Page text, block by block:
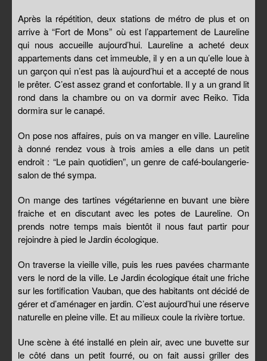
Après la répétition, deux stations de métro de plus et on
arrive à “Fort de Mons” où est l’appartement de Laureline
qui nous accueille aujourd’hui. Laureline a acheté deux
appartements dans cet immeuble, il y en a un qu’elle loue à
un garçon qui n’est pas là aujourd’hui et a accepté de nous
le prêter. C’est assez grand et confortable. Il y a un grand lit
rond dans la chambre ou on va dormir avec Reiko. Tida
dormira sur le canapé.
On pose nos affaires, puis on va manger en ville. Laureline
à donné rendez vous à trois amies a elle dans un petit
endroit : “Le pain quotidien”, un genre de café-boulangerie-
salon de thé sympa.
On mange des tartines végétarienne en buvant une bière
fraiche et en discutant avec les potes de Laureline. On
prends notre temps mais bientôt il nous faut partir pour
rejoindre à pied le Jardin écologique.
On traverse la vieille ville, puis les rues pavées charmante
vers le nord de la ville. Le Jardin écologique était une friche
sur les fortification Vauban, que des habitants ont décidé de
gérer et d’aménager en jardin. C’est aujourd’hui une réserve
naturelle en pleine ville. Et au milieux coule la rivière tortue.
Une scène à été installé en plein air, avec une buvette sur
le côté dans un petit fourré, ou on fait aussi griller des